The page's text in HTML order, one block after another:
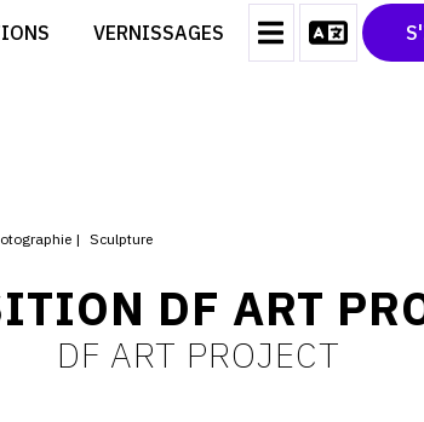
VERNISSAGES
D'EXPO
CONTACT
CGU
Sculpture
DF ART
DF ART PROJECT